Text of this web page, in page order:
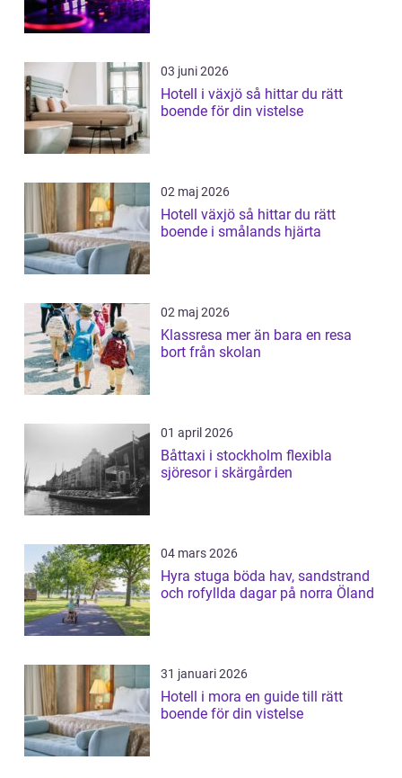
03 juni 2026
Hotell i växjö så hittar du rätt
boende för din vistelse
02 maj 2026
Hotell växjö så hittar du rätt
boende i smålands hjärta
02 maj 2026
Klassresa mer än bara en resa
bort från skolan
01 april 2026
Båttaxi i stockholm flexibla
sjöresor i skärgården
04 mars 2026
Hyra stuga böda hav, sandstrand
och rofyllda dagar på norra Öland
31 januari 2026
Hotell i mora en guide till rätt
boende för din vistelse